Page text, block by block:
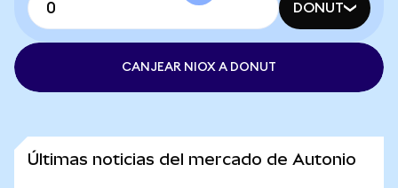
DONUT
CANJEAR NIOX A DONUT
Últimas noticias del mercado de Autonio